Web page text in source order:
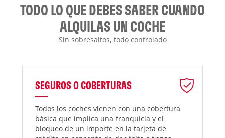
TODO LO QUE DEBES SABER CUANDO
ALQUILAS UN COCHE
Sin sobresaltos, todo controlado
SEGUROS O COBERTURAS
Todos los coches vienen con una cobertura
básica que implica una franquicia y el
bloqueo de un importe en la tarjeta de